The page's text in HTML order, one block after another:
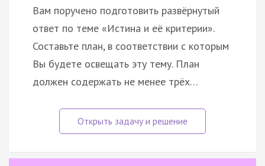
Вам поручено подготовить развёрнутый
ответ по теме «Истина и её критерии».
Составьте план, в соответствии с которым
Вы будете освещать эту тему. План
должен содержать не менее трёх…